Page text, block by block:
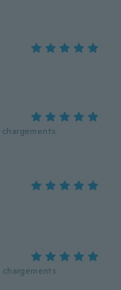
chargements
chargements